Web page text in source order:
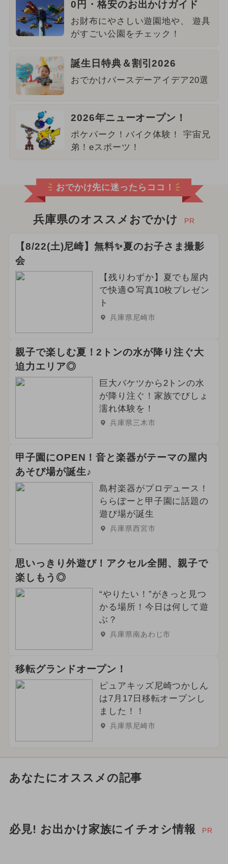
0円・格安のお出かけガイド
お財布にやさしい遊園地や、 遊具
がすごい公園をチェック！
誕生日特典＆割引2026
おでかけバースデーアイデア20選
2026年ニューオープン！
ポケパーク！バイク体験！ 宇宙兄
弟！eスポーツ！
おでかけ先に迷ったらココ！
兵庫県のオススメおでかけ PR
【8/22(土)尼崎】無料✨夏のお子さま撮影
会
【残りわずか】夏でも屋内
で快適🌻写真10枚プレゼン
ト
兵庫県尼崎市
親子で楽しむ夏！2トンの水が降り注ぐ大
迫力エリア◎
巨大バケツから2トンの水
が降り注ぐ！家族でびしょ
濡れ体験を！
兵庫県三木市
甲子園にOPEN！音と楽器がテーマの屋内
あそび場が誕生♪
島村楽器がプロデュース！
ららぽーと甲子園に話題の
遊び場が誕生
兵庫県西宮市
思いっきり外遊び！アクセル全開、親子で
楽しもう◎
“やりたい！”がきっと見つ
かる場所！今日は何して遊
ぶ？
兵庫県南あわじ市
移転グランドオープン！
ピュアキッズ尼崎つかしん
は7月17日移転オープンし
ました！！
兵庫県尼崎市
あなたにオススメの記事
必見! お出かけ家族にイチオシ情報 PR